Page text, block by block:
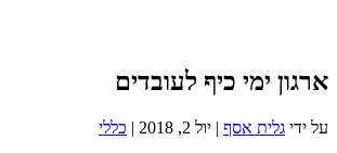
ארגון ימי כיף לעובדים
על ידי גלית אסף | יול 2, 2018 | כללי